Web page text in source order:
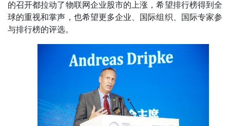
的召开都拉动了物联网企业股市的上涨，希望排行榜得到全
球的重视和掌声，也希望更多企业、国际组织、国际专家参
与排行榜的评选。